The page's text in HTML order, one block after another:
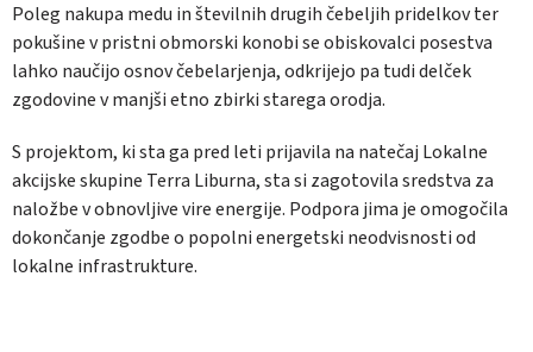
Poleg nakupa medu in številnih drugih čebeljih pridelkov ter
pokušine v pristni obmorski konobi se obiskovalci posestva
lahko naučijo osnov čebelarjenja, odkrijejo pa tudi delček
zgodovine v manjši etno zbirki starega orodja.
S projektom, ki sta ga pred leti prijavila na natečaj Lokalne
akcijske skupine Terra Liburna, sta si zagotovila sredstva za
naložbe v obnovljive vire energije. Podpora jima je omogočila
dokončanje zgodbe o popolni energetski neodvisnosti od
lokalne infrastrukture.